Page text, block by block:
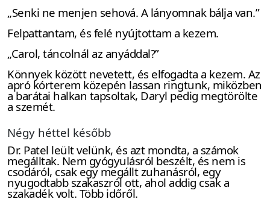
„Senki ne menjen sehová. A lányomnak bálja van.”
Felpattantam, és felé nyújtottam a kezem.
„Carol, táncolnál az anyáddal?”
Könnyek között nevetett, és elfogadta a kezem. Az
apró kórterem közepén lassan ringtunk, miközben
a barátai halkan tapsoltak, Daryl pedig megtörölte
a szemét.
Négy héttel később
Dr. Patel leült velünk, és azt mondta, a számok
megálltak. Nem gyógyulásról beszélt, és nem is
csodáról, csak egy megállt zuhanásról, egy
nyugodtabb szakaszról ott, ahol addig csak a
szakadék volt. Több időről.